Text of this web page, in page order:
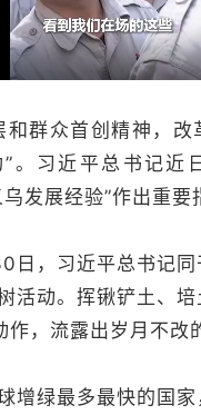
群众首创精神，改
。习近平总书记近
发展经验”作出重要
，习近平总书记同
活动。挥锹铲土、
，流露出岁月不改
绿最多最快的国家